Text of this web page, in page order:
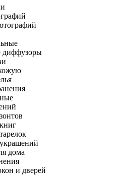
диффузоры
дома
и дверей